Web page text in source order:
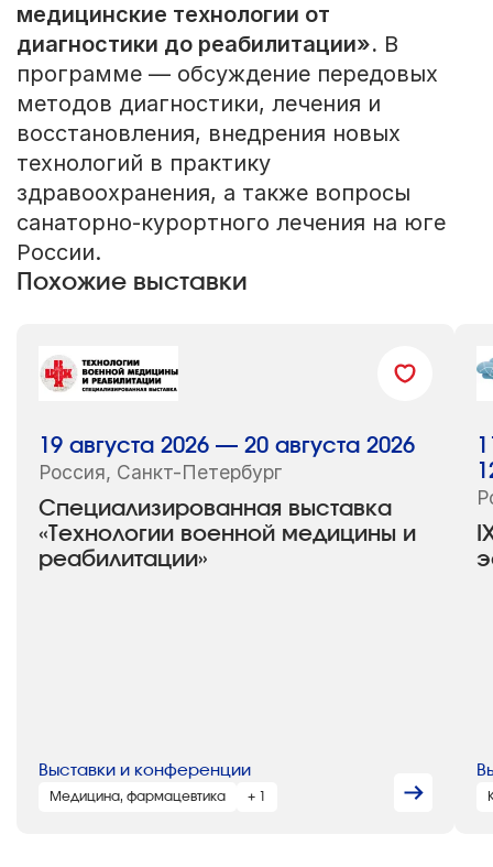
медицинские технологии от
диагностики до реабилитации». В
программе — обсуждение передовых
методов диагностики, лечения и
восстановления, внедрения новых
технологий в практику
здравоохранения, а также вопросы
санаторно-курортного лечения на юге
России.
Похожие выставки
Специализированная выставка
«Технологии военной медицины и
реабилитации»
19 августа 2026 — 20 августа 2026
Россия, Санкт-Петербург
Выставки и конференции
Медицина, фармацевтика + 1